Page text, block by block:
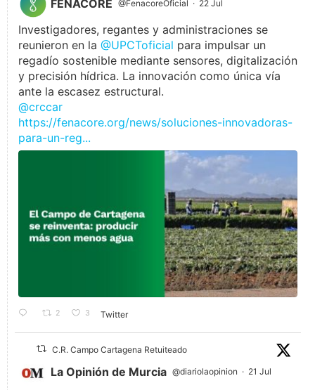
FENACORE @FenacoreOficial · 22 Jul
Investigadores, regantes y administraciones se
reunieron en la @UPCToficial para impulsar un
regadío sostenible mediante sensores, digitalización
y precisión hídrica. La innovación como única vía
ante la escasez estructural.
@crccar
https://fenacore.org/news/soluciones-innovadoras-
para-un-reg...
2 3 Twitter
C.R. Campo Cartagena Retuiteado
La Opinión de Murcia @diariolaopinion · 21 Jul